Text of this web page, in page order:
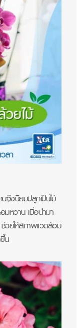
งนิยมปลูกเป็นไม้
มหวาน เมื่อนำมา
วยให้สภาพแวดล้อม
น